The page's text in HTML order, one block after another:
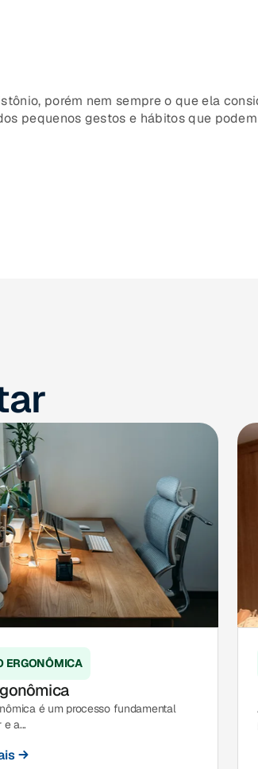
porém nem sempre o que ela
pequenos gestos e hábitos que
ERGONÔMICA
é um processo fundamental
e a...